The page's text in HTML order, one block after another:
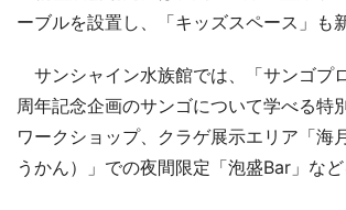
ーブルを設置し、「キッズスペース」も
サンシャイン水族館では、「サンゴプ
周年記念企画のサンゴについて学べる特
ワークショップ、クラゲ展示エリア「海
うかん）」での夜間限定「泡盛Bar」など